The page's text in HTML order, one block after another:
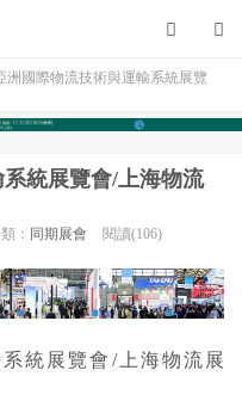
洲國際物流技術與運輸系統展覽
統展覽會/上海物流
： 同期展會 閱讀(106)
統展覽會/上海物流展